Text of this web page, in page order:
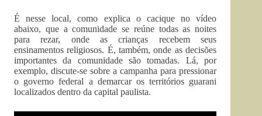
É nesse local, como explica o cacique no vídeo
abaixo, que a comunidade se reúne todas as noites
para rezar, onde as crianças recebem seus
ensinamentos religiosos. É, também, onde as decisões
importantes da comunidade são tomadas. Lá, por
exemplo, discute-se sobre a campanha para pressionar
o governo federal a demarcar os territórios guarani
localizados dentro da capital paulista.